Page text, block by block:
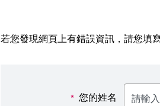
若您發現網頁上有錯誤資訊，請您填
* 您的姓名